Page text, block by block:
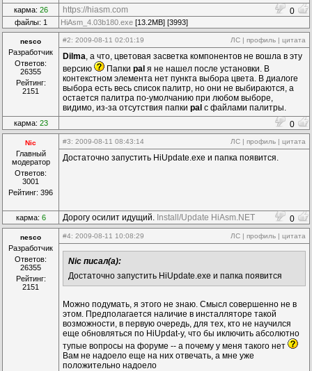
карма: 26 https://hiasm.com 0
файлы: 1 HiAsm_4.03b180.exe [13.2MB] [3993]
nesco
Разработчик
Ответов:
26355
Рейтинг:
2151
#2: 2009-08-11 02:01:19 ЛС | профиль | цитата
Dilma, а что, цветовая засветка компонентов не вошла в эту
версию
Папки pal я не нашел после установки. В
контекстном элемента нет пункта выбора цвета. В диалоге
выбора есть весь список палитр, но они не выбираются, а
остается палитра по-умолчанию при любом выборе,
видимо, из-за отсутствия папки pal с файлами палитры.
карма: 23 0
Nic
Главный
модератор
Ответов:
3001
Рейтинг: 396
#3: 2009-08-11 08:43:14 ЛС | профиль | цитата
Достаточно запустить HiUpdate.exe и папка появится.
карма: 6 Дорогу осилит идущий. Install/Update HiAsm.NET 0
nesco
Разработчик
Ответов:
26355
Рейтинг:
2151
#4: 2009-08-11 10:08:29 ЛС | профиль | цитата
Nic писал(а):
Достаточно запустить HiUpdate.exe и папка появится
Можно подумать, я этого не знаю. Смысл совершенно не в
этом. Предполагается наличие в инсталляторе такой
возможности, в первую очередь, для тех, кто не научился
еще обновляться по HiUpdat-у, что бы иключить абсолютно
тупые вопросы на форуме -- а почему у меня такого нет
Вам не надоело еще на них отвечать, а мне уже
положительно надоело